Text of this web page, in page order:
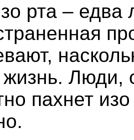
рта – едва
Люди,
пахнет